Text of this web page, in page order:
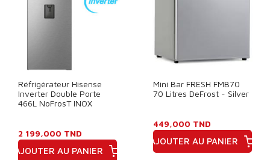
Réfrigérateur Hisense
Inverter Double Porte
466L NoFrosT INOX
2 199,000 TND
AJOUTER AU PANIER
Mini Bar FRESH FMB70
70 Litres DeFrost - Silver
449,000 TND
AJOUTER AU PANIER